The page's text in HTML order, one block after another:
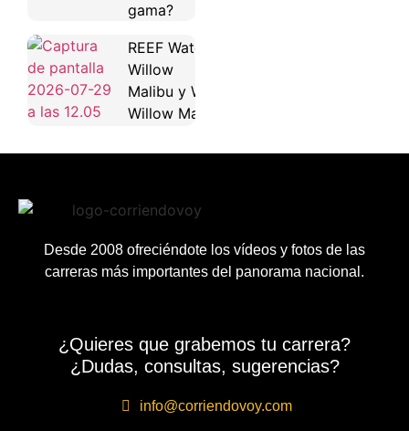
gama?
REEF Water
Willow
Malibu y Water
Willow Maya
Desde 2008 ofreciéndote los vídeos y fotos de las
carreras más importantes del panorama nacional.
¿Quieres que grabemos tu carrera?
¿Dudas, consultas, sugerencias?
info@corriendovoy.com